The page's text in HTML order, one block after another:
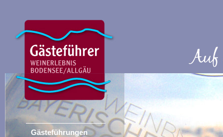
Gästeführungen